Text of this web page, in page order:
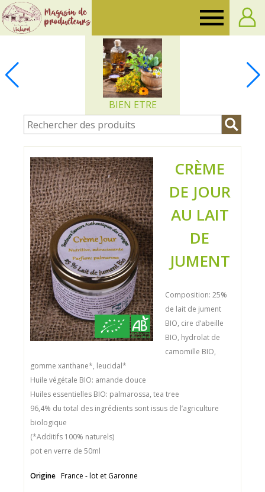
de
Vialard
BIEN ETRE
CRÈME
DE JOUR
AU LAIT
DE
JUMENT
Composition: 25%
de lait de jument
BIO, cire d’abeille
BIO, hydrolat de
camomille BIO,
gomme xanthane*, leucidal*
Huile végétale BIO: amande douce
Huiles essentielles BIO: palmarossa, tea tree
96,4% du total des ingrédients sont issus de l’agriculture
biologique
(*Additifs 100% naturels)
pot en verre de 50ml
Origine France - lot et Garonne